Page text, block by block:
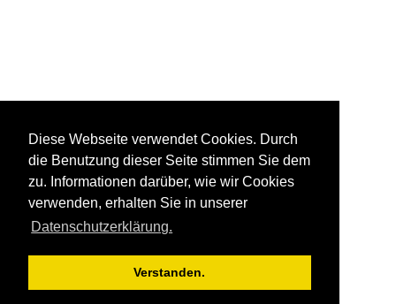
Diese Webseite verwendet Cookies. Durch
die Benutzung dieser Seite stimmen Sie dem
zu. Informationen darüber, wie wir Cookies
verwenden, erhalten Sie in unserer
Datenschutzerklärung.
Verstanden.